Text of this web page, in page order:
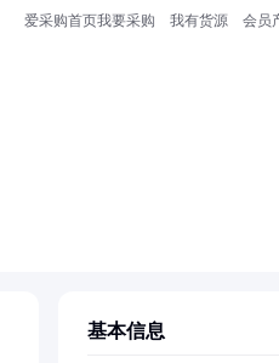
爱采购首页我要采购 我有货源 会员
基本信息